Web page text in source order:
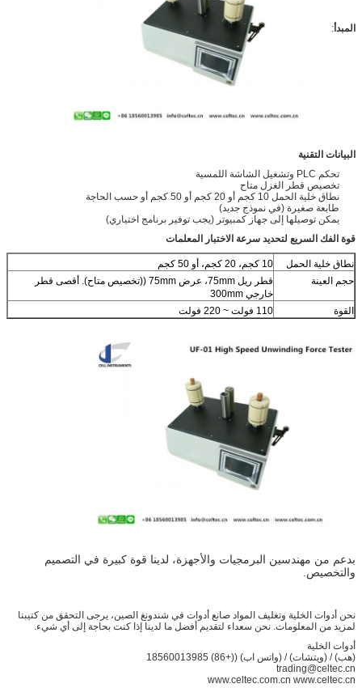
المبدأ :
البيانات التقنية
تحكم PLC وتشغيل الشاشة اللمسية
تخصيص قطر الغزل متاح
نطاق خلية الحمل 10 كجم أو 20 كجم أو 50 كجم أو حسب الحاجة
طابعة صغيرة (في نموذج جديد)
يمكن توصيلها إلى جهاز كمبيوتر (يجب توفير برنامج اختياري)
قوة الفك السريع لتحديد سرعة الاختبار المعلمات
نطاق خلية الحمل
10 كجم، 20 كجم، أو 50 كجم
حجم العينة
قطر ريل 75mm، عرض 75mm ((تخصيص متاح). أقصى قطر
خارجي 300mm
القوة
110 فولت ~ 220 فولت
بدعم من مهندسين البرمجيات والأجهزة، لدينا قوة كبيرة في التصميم
والتخصيص.
نحن أدوات الخلية وتغليف المواد صانع أدوات في شندونغ الصين، يرجى التحقق من كتيبنا
لمزيد من المعلومات. نحن سعداء لتقديم أفضل ما لدينا إذا كنت بحاجة إلى أي شيء.
أدوات الخلية
(هب) / (ويتشات) / (واتس اب) ((+86) 18560013985
trading@celtec.cn
www.celtec.com.cn www.celtec.cn